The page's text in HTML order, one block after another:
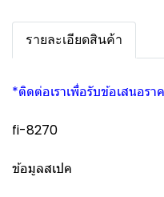
รายละเอียดสินค้า
*ติดต่อเราเพื่อรับข้อเสนอร
fi-8270
ข้อมูลสเปค